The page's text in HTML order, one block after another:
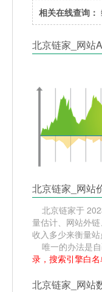
相关在线查询：
北京链家_网站
北京链家_网站
北京链家于
量估计、网站外
收入多少来衡量站
唯一的办法是自
录，搜索引擎白名
北京链家_网站